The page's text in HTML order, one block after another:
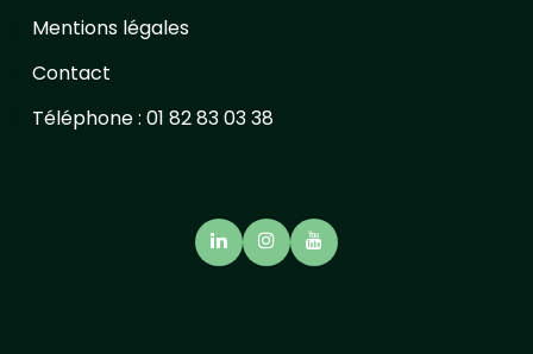
Mentions légales
Contact
Téléphone : 01 82 83 03 38